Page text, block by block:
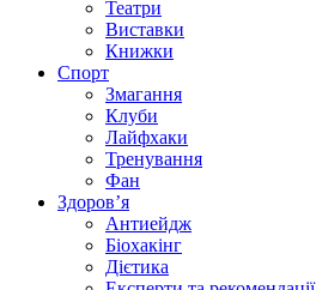
Театри
Виставки
Книжки
Спорт
Змагання
Клуби
Лайфхаки
Тренування
Фан
Здоров’я
Антиейдж
Біохакінг
Дієтика